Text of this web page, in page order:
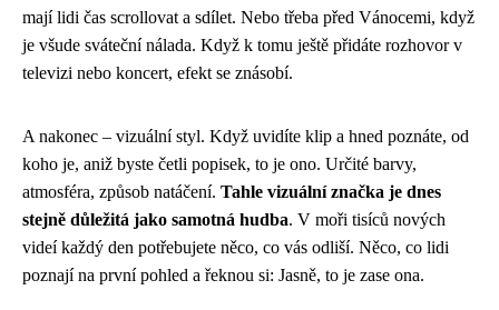
mají lidi čas scrollovat a sdílet. Nebo třeba před Vánocemi, když
je všude sváteční nálada. Když k tomu ještě přidáte rozhovor v
televizi nebo koncert, efekt se znásobí.
A nakonec – vizuální styl. Když uvidíte klip a hned poznáte, od
koho je, aniž byste četli popisek, to je ono. Určité barvy,
atmosféra, způsob natáčení. Tahle vizuální značka je dnes
stejně důležitá jako samotná hudba. V moři tisíců nových
videí každý den potřebujete něco, co vás odliší. Něco, co lidi
poznají na první pohled a řeknou si: Jasně, to je zase ona.